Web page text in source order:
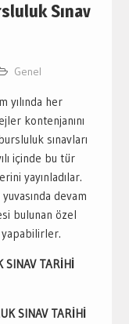
Sınav
Genel
yılında her
kontenjanını
sınavları
içinde bu tür
yayınladılar.
devam
bulunan özel
yapabilirler.
SINAV TARİHİ
SINAV TARİHİ